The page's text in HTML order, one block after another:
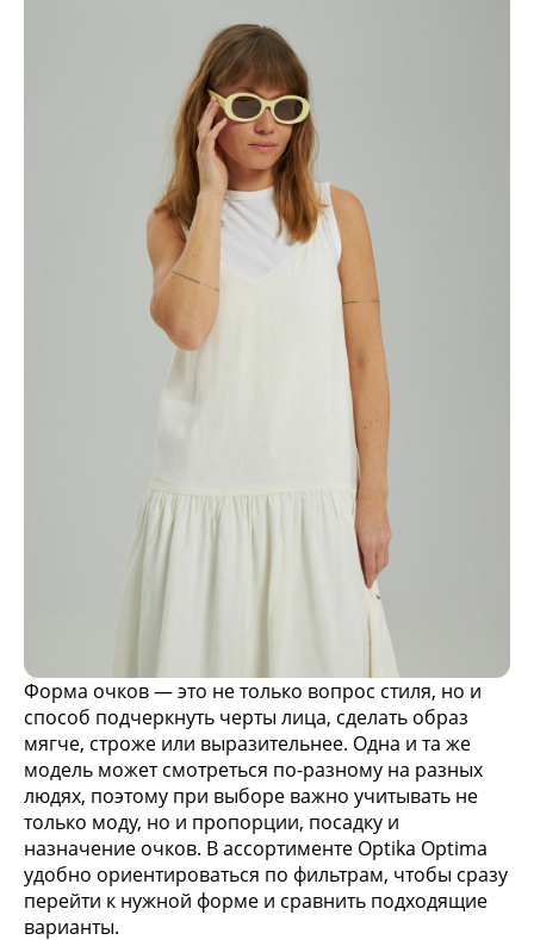
Форма очков — это не только вопрос стиля, но и
способ подчеркнуть черты лица, сделать образ
мягче, строже или выразительнее. Одна и та же
модель может смотреться по-разному на разных
людях, поэтому при выборе важно учитывать не
только моду, но и пропорции, посадку и
назначение очков. В ассортименте Optika Optima
удобно ориентироваться по фильтрам, чтобы сразу
перейти к нужной форме и сравнить подходящие
варианты.